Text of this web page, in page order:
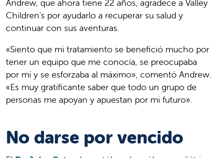
Andrew, que ahora tiene 22 años, agradece a Valley
Children's por ayudarlo a recuperar su salud y
continuar con sus aventuras.
«Siento que mi tratamiento se benefició mucho por
tener un equipo que me conocía, se preocupaba
por mí y se esforzaba al máximo», comentó Andrew.
«Es muy gratificante saber que todo un grupo de
personas me apoyan y apuestan por mi futuro».
No darse por vencido